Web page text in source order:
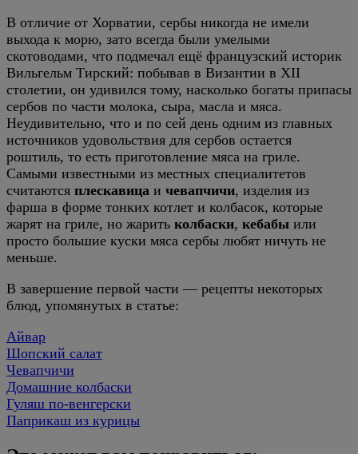
В отличие от Хорватии, сербы никогда не имели
выхода к морю, зато всегда были умелыми
скотоводами, что подмечал ещё французский историк
Вильгельм Тирский: побывав в Византии в XII
столетии, он удивился тому, насколько богаты припасы
сербов по части молока, сыра, масла и мяса.
Неудивительно, что и по сей день одним из главных
источников удовольствия для сербов остается
роштиль, то есть приготовление мяса на гриле.
Самыми известными из местных специалитетов
считаются плескавица и чевапчичи, изделия из
фарша в форме тонких котлет и колбасок, которые
жарят на гриле, но жарить колбаски, кебабы или
просто большие куски мяса сербы любят ничуть не
меньше.
В завершение первой части — рецепты некоторых
блюд, упомянутых в статье:
Айвар
Шопский салат
Чевапчичи
Домашние колбаски
Гуляш по-венгерски
Паприкаш из курицы